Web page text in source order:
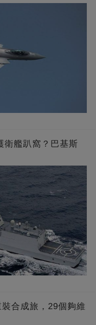
衛艦趴窩？巴基斯
合成旅，29個夠維